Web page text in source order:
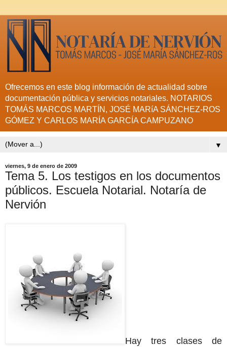
Ofrecemos en este blog información de actualidad sobre
documentación pública y servicios notariales. NOTARIOS
TOMÁS MARCOS MARTÍN, JOSÉ MARíA SÁNCHEZ-ROS
GÓMEZ Y CARLOS MARÍA GARCÍA CAMPUZANO
▼
viernes, 9 de enero de 2009
Tema 5. Los testigos en los documentos
públicos. Escuela Notarial. Notaría de
Nervión
Hay tres clases de